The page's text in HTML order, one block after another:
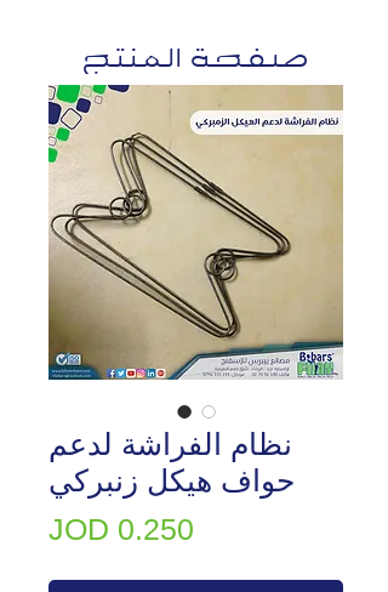
صفحة المنتج
نظام الفراشة لدعم
حواف هيكل زنبركي
JOD 0.250